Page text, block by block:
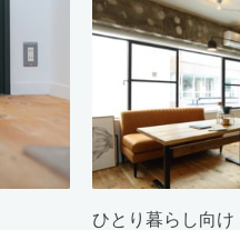
ひとり暮らし向け